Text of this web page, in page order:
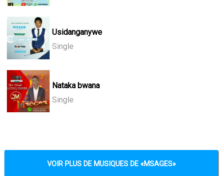
Usidanganywe
Single
Nataka bwana
Single
VOIR PLUS DE MUSIQUES DE MSAGES